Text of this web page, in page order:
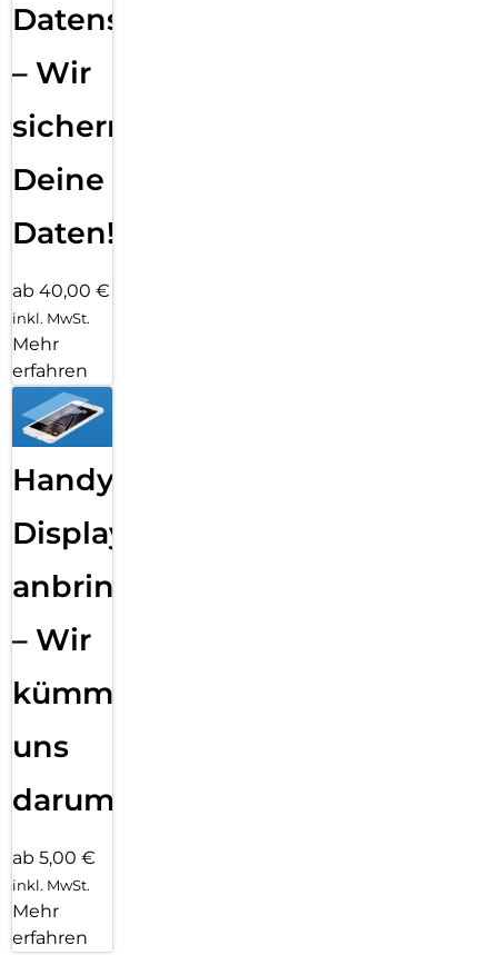
Datensicherung
– Wir
sichern
Deine
Daten!
ab 40,00 €
inkl. MwSt.
Mehr
erfahren
Handy
Displayfolie
anbringen
– Wir
kümmern
uns
darum!
ab 5,00 €
inkl. MwSt.
Mehr
erfahren